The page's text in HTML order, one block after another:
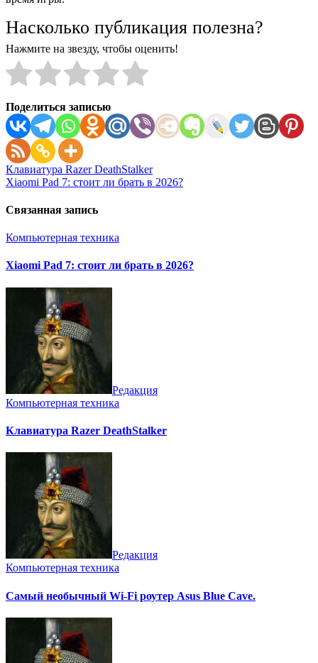
Насколько публикация полезна?
Нажмите на звезду, чтобы оценить!
Поделиться записью
Навигация
по
записям
Клавиатура Razer DeathStalker
Xiaomi Pad 7: стоит ли брать в 2026?
Связанная запись
Компьютерная техника
Xiaomi Pad 7: стоит ли брать в 2026?
Редакция
Компьютерная техника
Клавиатура Razer DeathStalker
Редакция
Компьютерная техника
Cамый необычный Wi-Fi роутер Asus Blue Cave.